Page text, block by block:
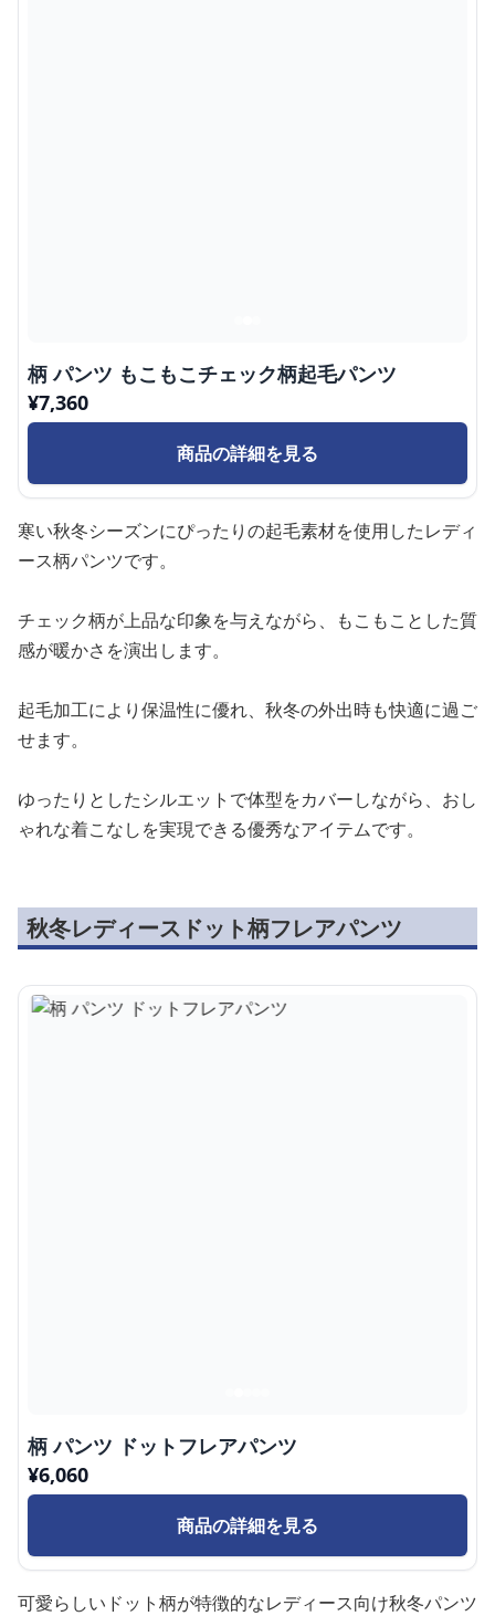
柄 パンツ もこもこチェック柄起毛パンツ
¥7,360
商品の詳細を見る
寒い秋冬シーズンにぴったりの起毛素材を使用したレディ
ース柄パンツです。
チェック柄が上品な印象を与えながら、もこもことした質
感が暖かさを演出します。
起毛加工により保温性に優れ、秋冬の外出時も快適に過ご
せます。
ゆったりとしたシルエットで体型をカバーしながら、おし
ゃれな着こなしを実現できる優秀なアイテムです。
秋冬レディースドット柄フレアパンツ
柄 パンツ ドットフレアパンツ
¥6,060
商品の詳細を見る
可愛らしいドット柄が特徴的なレディース向け秋冬パンツ